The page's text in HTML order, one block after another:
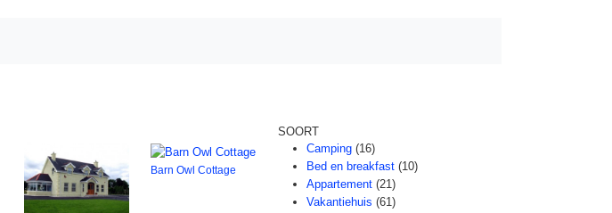
Barn Owl Cottage
SOORT
Camping (16)
Bed en breakfast (10)
Appartement (21)
Vakantiehuis (61)